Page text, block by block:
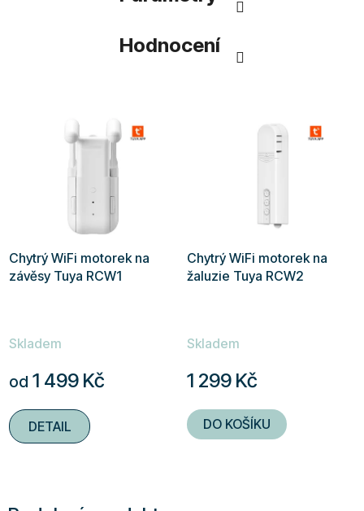
Hodnocení
Chytrý WiFi motorek na
závěsy Tuya RCW1
Skladem
od 1 499 Kč
DETAIL
Chytrý WiFi motorek na
žaluzie Tuya RCW2
Skladem
1 299 Kč
DO KOŠÍKU